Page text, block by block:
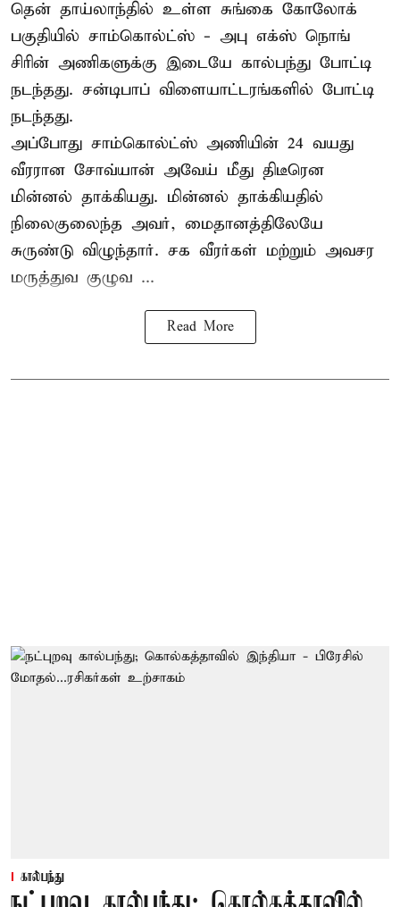
தென் தாய்லாந்தில் உள்ள சுங்கை கோலோக்
பகுதியில் சாம்கொல்ட்ஸ் - அபு எக்ஸ் நொங்
சிரின் அணிகளுக்கு இடையே கால்பந்து போட்டி
நடந்தது. சன்டிபாப் விளையாட்டரங்களில் போட்டி
நடந்தது.
அப்போது சாம்கொல்ட்ஸ் அணியின் 24 வயது
வீரரான சோவ்யான் அவேய் மீது திடீரென
மின்னல் தாக்கியது. மின்னல் தாக்கியதில்
நிலைகுலைந்த அவர், மைதானத்திலேயே
சுருண்டு விழுந்தார். சக வீரர்கள் மற்றும் அவசர
மருத்துவ குழுவ ...
Read More
கால்பந்து